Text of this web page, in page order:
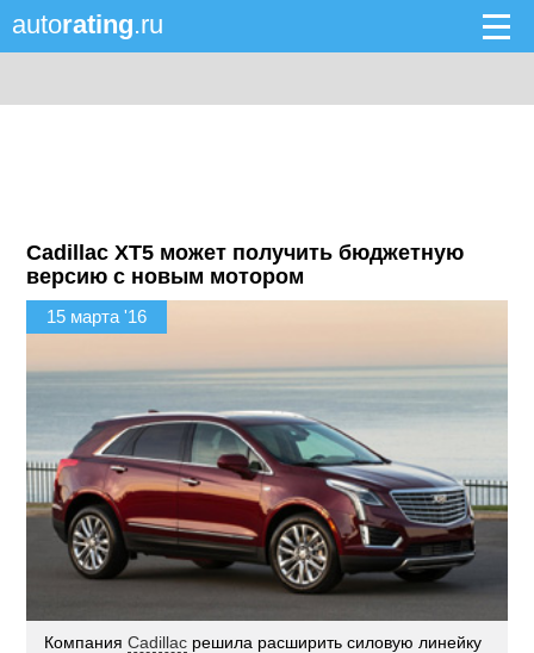
autorating.ru
Cadillac XT5 может получить бюджетную
версию с новым мотором
15 марта '16
КомпанияCadillac решила расширить силовую линейку